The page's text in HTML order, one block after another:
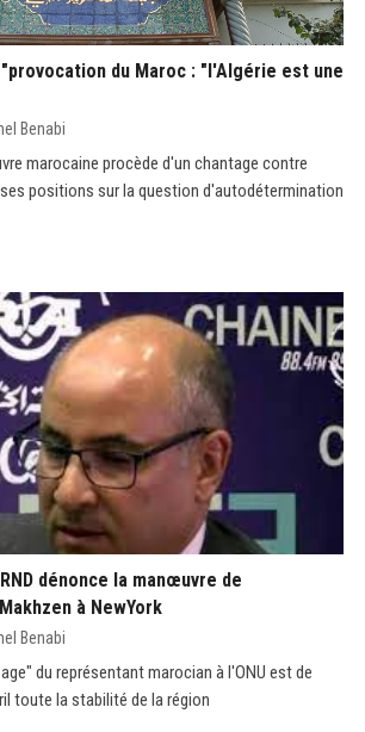
du Maroc : "l'Algérie est une
Benabi
marocaine procède d'un chantage contre
positions sur la question d'autodétermination
dénonce la manœuvre de
à NewYork
Benabi
du représentant marocian à l'ONU est de
toute la stabilité de la région